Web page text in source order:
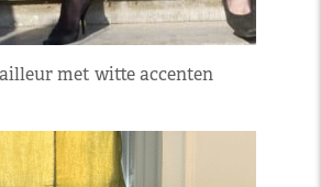
met witte accenten